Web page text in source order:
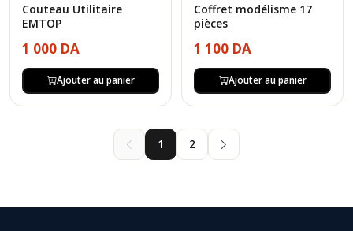
Couteau Utilitaire
EMTOP
1 000 DA
Ajouter au panier
Coffret modélisme 17
pièces
1 100 DA
Ajouter au panier
1 2